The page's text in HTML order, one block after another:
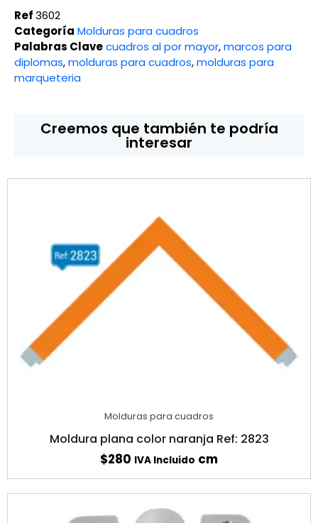
Ref3602
Categoría Molduras para cuadros
Palabras Clavecuadros al por mayor,marcos para
diplomas,molduras para cuadros,molduras para
marqueteria
Creemos que también te podría
interesar
Molduras para cuadros
Moldura plana color naranja Ref: 2823
$280 IVA Incluido cm